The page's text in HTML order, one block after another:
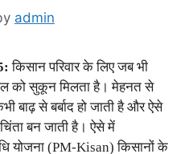
admin
किसान परिवार के लिए जब भी
को सुकून मिलता है। मेहनत से
बाढ़ से बर्बाद हो जाती है और ऐसे
बन जाती है। ऐसे में
योजना (PM-Kisan) किसानों के